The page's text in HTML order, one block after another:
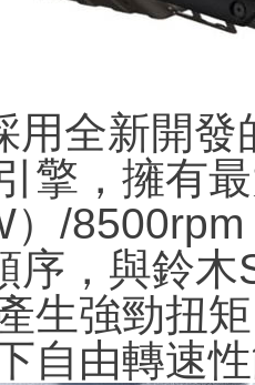
用全新開
擎，擁有
）/
序，與鈴
生強勁扭
自由轉速